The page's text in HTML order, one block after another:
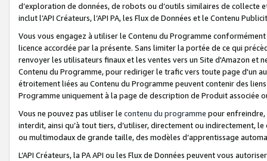
d’exploration de données, de robots ou d’outils similaires de
inclut l’API Créateurs, l’API PA, les Flux de Données et le Contenu
Vous vous engagez à utiliser le Contenu du Programme
licence accordée par la présente. Sans limiter la portée de ce qui
renvoyer les utilisateurs finaux et les ventes vers un Site d'Amazon et
Contenu du Programme, pour rediriger le trafic vers toute page d'un
étroitement liées au Contenu du Programme peuvent contenir des
Programme uniquement à la page de description de Produit associée
Vous ne pouvez pas utiliser le contenu du programme pour
interdit, ainsi qu’à tout tiers, d’utiliser, directement ou indirectement,
ou multimodaux de grande taille, des modèles d’apprentissage
L’API Créateurs, la PA API ou les Flux de Données peuvent vous